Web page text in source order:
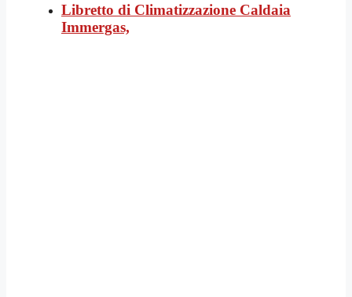
Libretto di Climatizzazione Caldaia
Immergas,